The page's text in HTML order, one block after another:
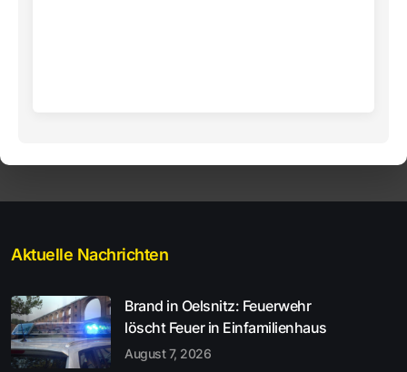
Aktuelle Nachrichten
Brand in Oelsnitz: Feuerwehr
löscht Feuer in Einfamilienhaus
August 7, 2026